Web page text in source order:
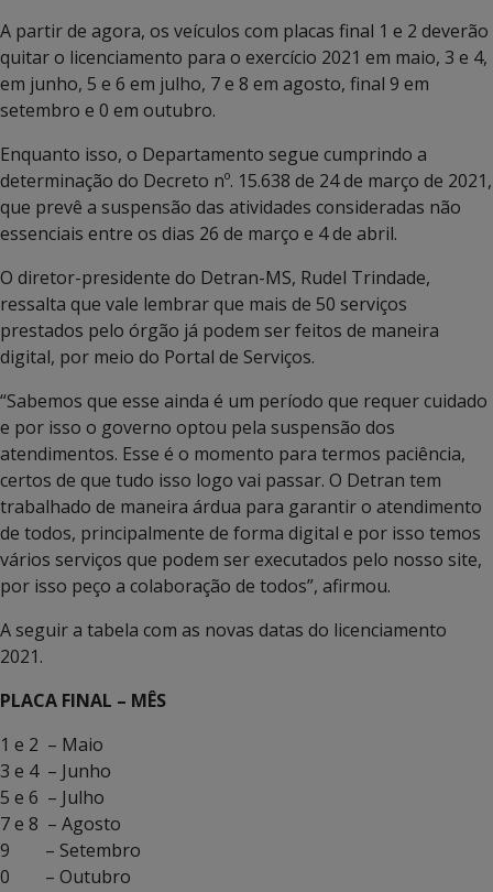
A partir de agora, os veículos com placas final 1 e 2 deverão
quitar o licenciamento para o exercício 2021 em maio, 3 e 4,
em junho, 5 e 6 em julho, 7 e 8 em agosto, final 9 em
setembro e 0 em outubro.
Enquanto isso, o Departamento segue cumprindo a
determinação do Decreto nº. 15.638 de 24 de março de 2021,
que prevê a suspensão das atividades consideradas não
essenciais entre os dias 26 de março e 4 de abril.
O diretor-presidente do Detran-MS, Rudel Trindade,
ressalta que vale lembrar que mais de 50 serviços
prestados pelo órgão já podem ser feitos de maneira
digital, por meio do Portal de Serviços.
“Sabemos que esse ainda é um período que requer cuidado
e por isso o governo optou pela suspensão dos
atendimentos. Esse é o momento para termos paciência,
certos de que tudo isso logo vai passar. O Detran tem
trabalhado de maneira árdua para garantir o atendimento
de todos, principalmente de forma digital e por isso temos
vários serviços que podem ser executados pelo nosso site,
por isso peço a colaboração de todos”, afirmou.
A seguir a tabela com as novas datas do licenciamento
2021.
PLACA FINAL – MÊS
1 e 2 – Maio
3 e 4 – Junho
5 e 6 – Julho
7 e 8 – Agosto
9 – Setembro
0 – Outubro